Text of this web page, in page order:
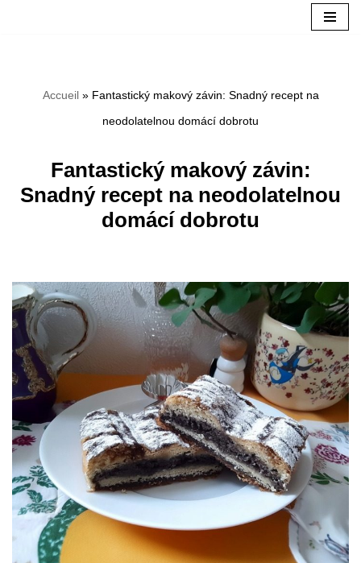
contenu
Accueil» Fantastický makový závin: Snadný recept na
neodolatelnou domácí dobrotu
Fantastický makový závin:
Snadný recept na neodolatelnou
domácí dobrotu